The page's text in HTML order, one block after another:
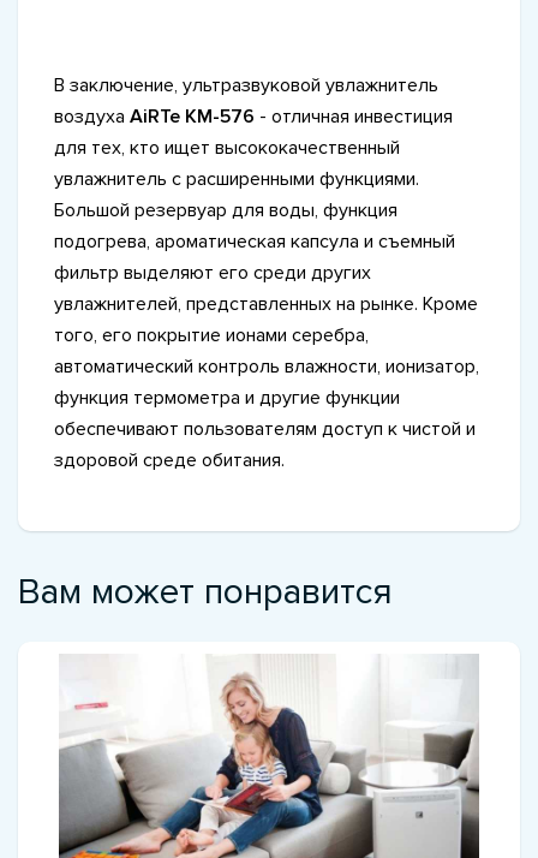
В заключение, ультразвуковой увлажнитель
воздуха AiRTe KM-576 - отличная инвестиция
для тех, кто ищет высококачественный
увлажнитель с расширенными функциями.
Большой резервуар для воды, функция
подогрева, ароматическая капсула и съемный
фильтр выделяют его среди других
увлажнителей, представленных на рынке. Кроме
того, его покрытие ионами серебра,
автоматический контроль влажности, ионизатор,
функция термометра и другие функции
обеспечивают пользователям доступ к чистой и
здоровой среде обитания.
Вам может понравится